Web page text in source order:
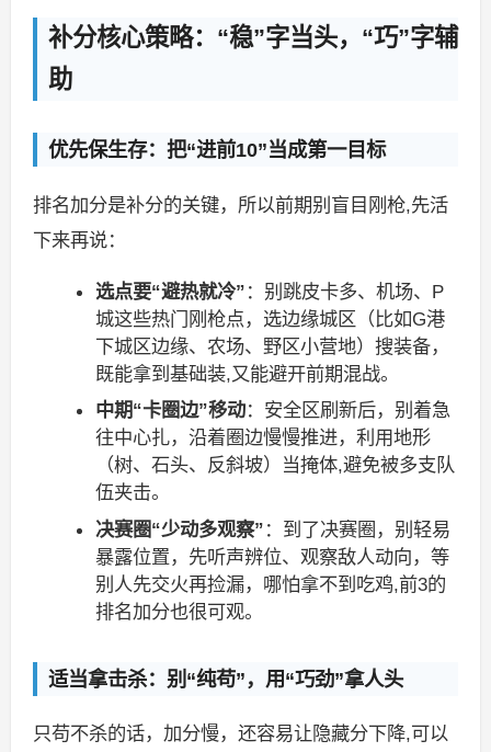
补分核心策略：“稳”字当头，“巧”字辅
助
优先保生存：把“进前10”当成第一目标
排名加分是补分的关键，所以前期别盲目刚枪,先活
下来再说：
选点要“避热就冷” ：别跳皮卡多、机场、P
城这些热门刚枪点，选边缘城区（比如G港
下城区边缘、农场、野区小营地）搜装备，
既能拿到基础装,又能避开前期混战。
中期“卡圈边”移动：安全区刷新后，别着急
往中心扎，沿着圈边慢慢推进，利用地形
（树、石头、反斜坡）当掩体,避免被多支队
伍夹击。
决赛圈“少动多观察” ：到了决赛圈，别轻易
暴露位置，先听声辨位、观察敌人动向，等
别人先交火再捡漏，哪怕拿不到吃鸡,前3的
排名加分也很可观。
适当拿击杀：别“纯苟”，用“巧劲”拿人头
只苟不杀的话，加分慢，还容易让隐藏分下降,可以